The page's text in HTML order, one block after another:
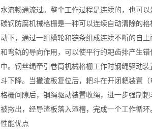
水流畅通流过。整个工作过程是连续的，也可以
碳钢防腐机械格栅是一种可以连续自动清除的
动下，通过一组槽轮和链条组成连续不断的自
和弯轨的导向作用，可以使平行的耙齿排产生
中。钢丝绳牵引卷筒机械格栅工作时钢绳驱动
斗下降。当撇渣板复位后，耙斗在开闭耙装置
格栅间隙后，钢绳驱动装置收绳，进一步强制
被撇出，经导渣板落入渣槽，完成一个工作循环
性能优点